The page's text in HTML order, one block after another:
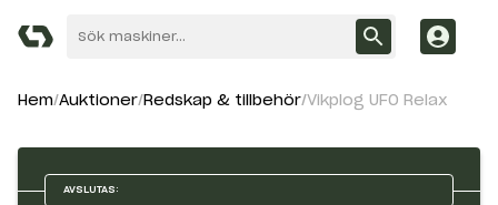
Hem Auktioner Redskap & tillbehör Vikplog UFO Relax
AVSLUTAS: